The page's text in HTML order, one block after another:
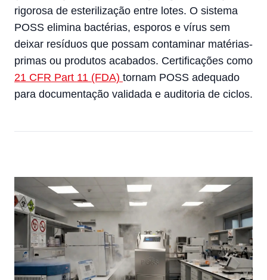
rigorosa de esterilização entre lotes. O sistema
POSS elimina bactérias, esporos e vírus sem
deixar resíduos que possam contaminar matérias-
primas ou produtos acabados. Certificações como
21 CFR Part 11 (FDA) tornam POSS adequado
para documentação validada e auditoria de ciclos.